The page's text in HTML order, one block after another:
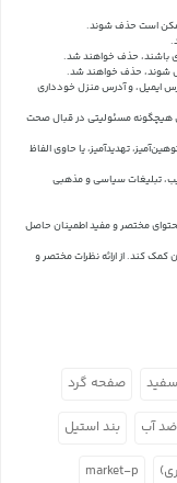
ممکن است حذف شوند.
باشند، حذف خواهند شد.
شوند، حذف خواهند شد.
ایمیل، و آدرس منزل خودداری
هیچگونه مسئولیتی در قبال صحت
تهدیدآمیز، یا حاوی الفاظ
تبلیغات سیاسی و مذهبی
500 کاراکتر باشند تا از محتوای مختصر و مفید اطمینان حاصل
کمک کند.از ارائه نظرات مختصر و
صفحه گرد
بند استیل
market-p